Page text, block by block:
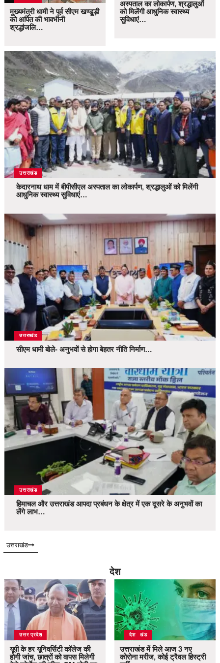
मुख्यमंत्री धामी ने पूर्व सीएम खण्डूड़ी
को अर्पित की भावभीनी
श्रद्धांजलि…
अस्पताल का लोकार्पण, श्रद्धालुओं
को मिलेंगी आधुनिक स्वास्थ्य
सुविधाएं…
उत्तराखंड
केदारनाथ धाम में बीपीसीएल अस्पताल का लोकार्पण, श्रद्धालुओं को मिलेंगी
आधुनिक स्वास्थ्य सुविधाएं…
उत्तराखंड
सीएम धामी बोले- अनुभवों से होगा बेहतर नीति निर्माण…
उत्तराखंड
हिमाचल और उत्तराखंड आपदा प्रबंधन के क्षेत्र में एक दूसरे के अनुभवों का
लेंगे लाभ…
उत्तराखंड
देश
उत्तर प्रदेश
यूपी के हर यूनिवर्सिटी कॉलेज की
होगी जांच, छात्रों को वापस मिलेगी
उत्तराखंड
देश
उत्तराखंड में मिले आज 3 नए
कोरोना मरीज, कोई ट्रैवल हिस्ट्री